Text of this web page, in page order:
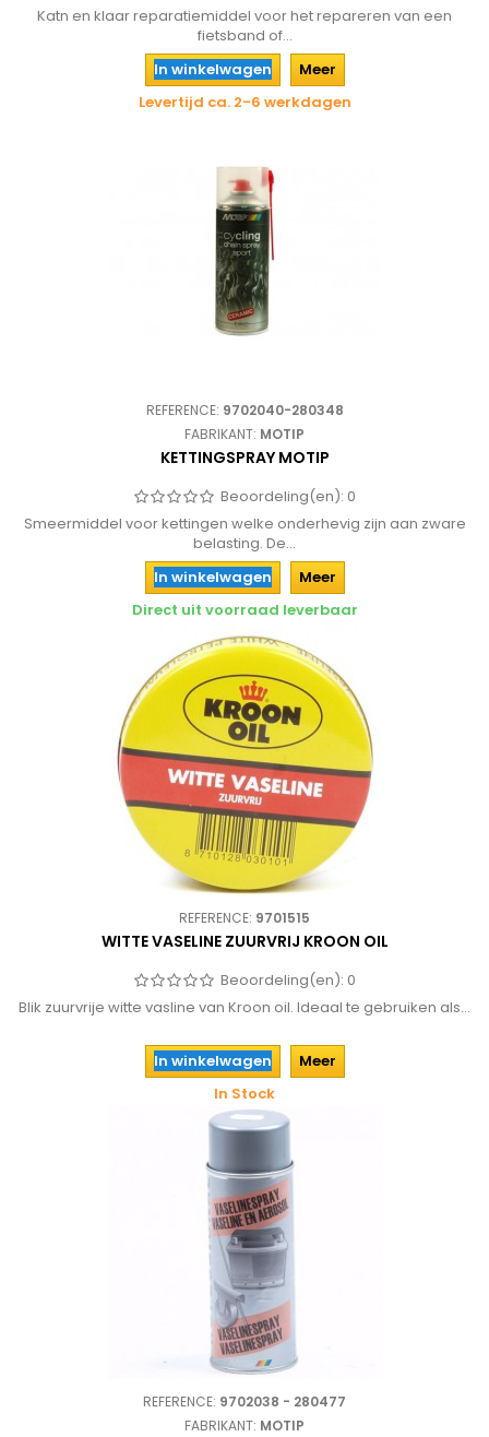
Katn en klaar reparatiemiddel voor het repareren van een
fietsband of...
In winkelwagen
Meer
Levertijd ca. 2-6 werkdagen
REFERENCE: 9702040-280348
FABRIKANT: MOTIP
KETTINGSPRAY MOTIP
Beoordeling(en): 0
Smeermiddel voor kettingen welke onderhevig zijn aan zware
belasting. De...
In winkelwagen
Meer
Direct uit voorraad leverbaar
REFERENCE: 9701515
WITTE VASELINE ZUURVRIJ KROON OIL
Beoordeling(en): 0
Blik zuurvrije witte vasline van Kroon oil. Ideaal te gebruiken als...
In winkelwagen
Meer
In Stock
REFERENCE: 9702038 - 280477
FABRIKANT: MOTIP